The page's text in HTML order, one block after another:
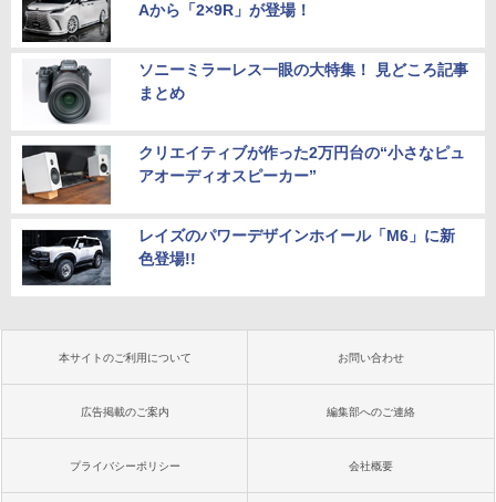
Aから「2×9R」が登場！
ソニーミラーレス一眼の大特集！ 見どころ記事
まとめ
クリエイティブが作った2万円台の“小さなピュ
アオーディオスピーカー”
レイズのパワーデザインホイール「M6」に新
色登場!!
本サイトのご利用について お問い合わせ
広告掲載のご案内 編集部へのご連絡
プライバシーポリシー 会社概要